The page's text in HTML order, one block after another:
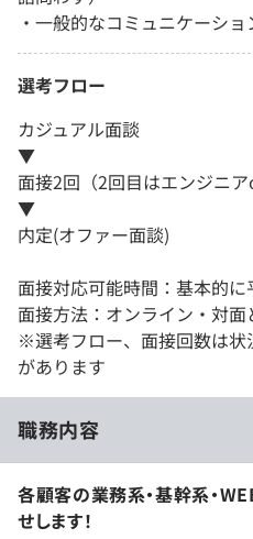
・一般的なコミュニケーショ
選考フロー
カジュアル面談
▼
面接2回（2回目はエンジニア
▼
内定(オファー面談)
面接対応可能時間：基本的
面接方法：オンライン・対
※選考フロー、面接回数は状
があります
職務内容
各顧客の業務系・基幹系・
せします！